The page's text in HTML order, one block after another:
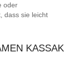
oder
dass sie leicht
KASSAK